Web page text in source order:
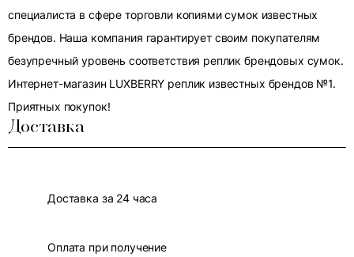
специалиста в сфере торговли копиями сумок известных
брендов. Наша компания гарантирует своим покупателям
безупречный уровень соответствия реплик брендовых сумок.
Интернет-магазин LUXBERRY реплик известных брендов №1.
Приятных покупок!
Доставка
Доставка за 24 часа
Оплата при получение